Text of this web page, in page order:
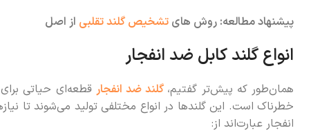
پیشنهاد مطالعه: روش های تشخیص گلند تقلبی از اصل
انواع گلند کابل ضد انفجار
همان‌طور که پیش‌تر گفتیم، گلند ضد انفجار قطعه‌ای حیاتی
خطرناک است. این گلندها در انواع مختلفی تولید می‌شوند تا
انفجار عبارت‌اند از: